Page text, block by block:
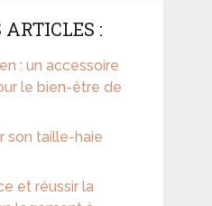
ARTICLES :
: un accessoire
le bien-être de
son taille-haie
et réussir la